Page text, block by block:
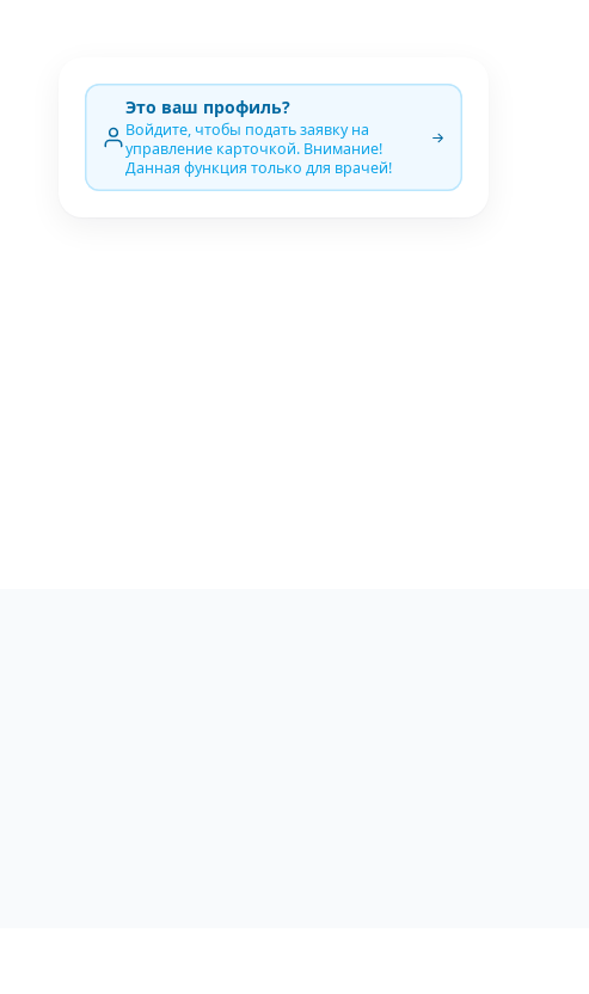
Это ваш профиль?
Войдите, чтобы подать заявку на
управление карточкой. Внимание!
Данная функция только для врачей!